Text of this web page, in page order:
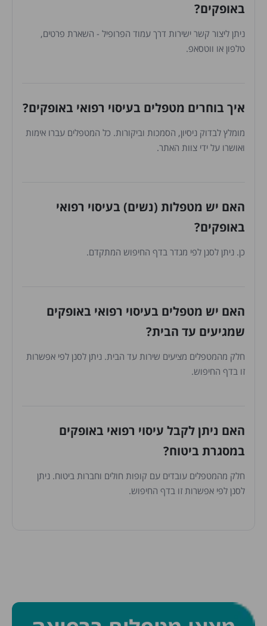
באופקים?
ניתן ליצור קשר ישירות דרך עמוד הפרופיל - השארת פרטים,
טלפון או ווטסאפ.
איך בוחרים מטפלים בעיסוי רפואי באופקים?
מומלץ לבדוק ניסיון, הסמכות וביקורות. כל המטפלים עברו אימות
ואושרו על ידי צוות האתר.
האם יש מטפלות (נשים) בעיסוי רפואי
באופקים?
כן. ניתן לסנן לפי מגדר בדף החיפוש המתקדם.
האם יש מטפלים בעיסוי רפואי באופקים
שמגיעים עד הבית?
חלק מהמטפלים מציעים שירות עד הבית. ניתן לסנן לפי אפשרות
זו בדף החיפוש.
האם ניתן לקבל עיסוי רפואי באופקים
במסגרת ביטוח?
חלק מהמטפלים עובדים עם קופות חולים וחברות ביטוח. ניתן
לסנן לפי אפשרות זו בדף החיפוש.